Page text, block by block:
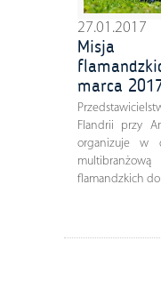
27.01.2017
Misja
marca
Flandrii przy
organizuje w
flamandzkich